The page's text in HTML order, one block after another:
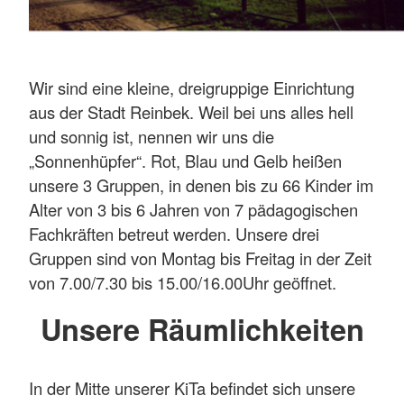
Wir sind eine kleine, dreigruppige Einrichtung
aus der Stadt Reinbek. Weil bei uns alles hell
und sonnig ist, nennen wir uns die
„Sonnenhüpfer“. Rot, Blau und Gelb heißen
unsere 3 Gruppen, in denen bis zu 66 Kinder im
Alter von 3 bis 6 Jahren von 7 pädagogischen
Fachkräften betreut werden. Unsere drei
Gruppen sind von Montag bis Freitag in der Zeit
von 7.00/7.30 bis 15.00/16.00Uhr geöffnet.
Unsere Räumlichkeiten
In der Mitte unserer KiTa befindet sich unsere